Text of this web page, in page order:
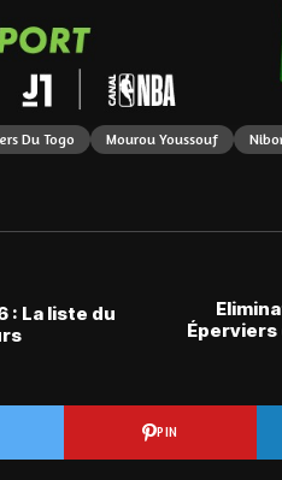
Du Togo Mourou Youssouf
: La liste du
PIN